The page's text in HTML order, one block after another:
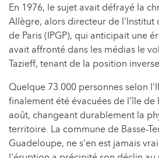
En 1976, le sujet avait défrayé la
Allègre, alors directeur de l'Institut
de Paris (IPGP), qui anticipait une
avait affronté dans les médias le
Tazieff, tenant de la position
Quelque 73.000 personnes selon
finalement été évacuées de l'île de
août, changeant durablement la
territoire. La commune de Basse-
Guadeloupe, ne s'en est jamais